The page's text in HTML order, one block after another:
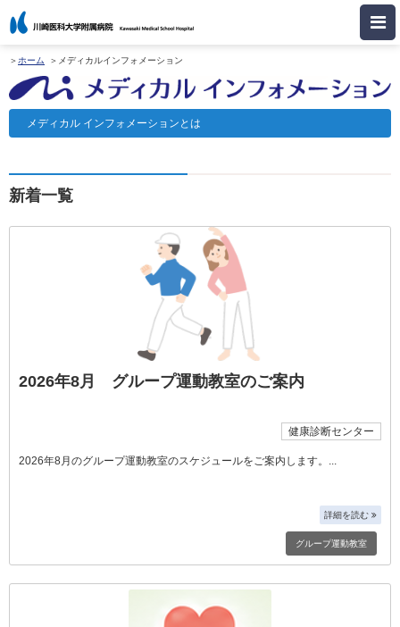
ホーム メディカルインフォメーション
メディカル インフォメーションとは
新着一覧
2026年8月 グループ運動教室のご案内
健康診断センター
2026年8月のグループ運動教室のスケジュールをご案内します。
詳細を読む
グループ運動教室